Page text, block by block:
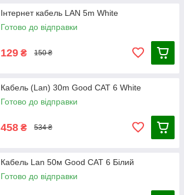
Інтернет кабель LAN 5m White
Готово до відправки
129 ₴ 150 ₴
Кабель (Lan) 30m Good CAT 6 White
Готово до відправки
458 ₴ 534 ₴
Кабель Lan 50м Good CAT 6 Білий
Готово до відправки